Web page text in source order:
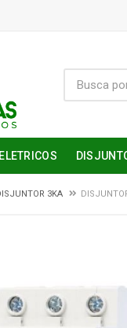
3KA